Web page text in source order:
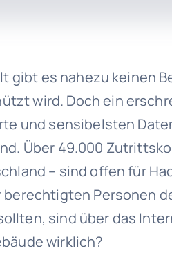
gibt es nahezu keinen
wird. Doch ein
und sensibelsten
Über 49.000
– sind offen für
Personen
sind über das
wirklich?